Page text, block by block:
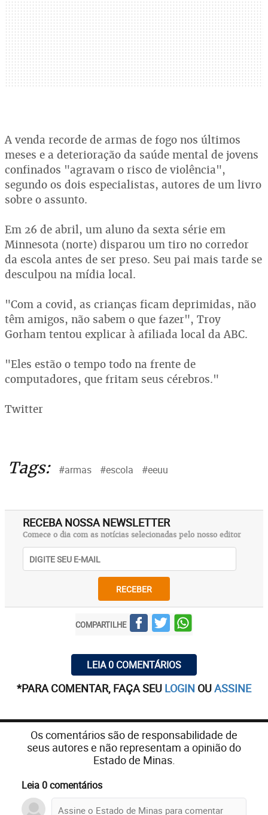
A venda recorde de armas de fogo nos últimos
meses e a deterioração da saúde mental de jovens
confinados "agravam o risco de violência",
segundo os dois especialistas, autores de um livro
sobre o assunto.
Em 26 de abril, um aluno da sexta série em
Minnesota (norte) disparou um tiro no corredor
da escola antes de ser preso. Seu pai mais tarde se
desculpou na mídia local.
"Com a covid, as crianças ficam deprimidas, não
têm amigos, não sabem o que fazer", Troy
Gorham tentou explicar à afiliada local da ABC.
"Eles estão o tempo todo na frente de
computadores, que fritam seus cérebros."
Twitter
Tags: #armas #escola #eeuu
RECEBA NOSSA NEWSLETTER
Comece o dia com as notícias selecionadas pelo nosso editor
RECEBER
COMPARTILHE
LEIA 0 COMENTÁRIOS
*PARA COMENTAR, FAÇA SEU LOGIN OUASSINE
Os comentários são de responsabilidade de
seus autores e não representam a opinião do
Estado de Minas.
Leia 0 comentários